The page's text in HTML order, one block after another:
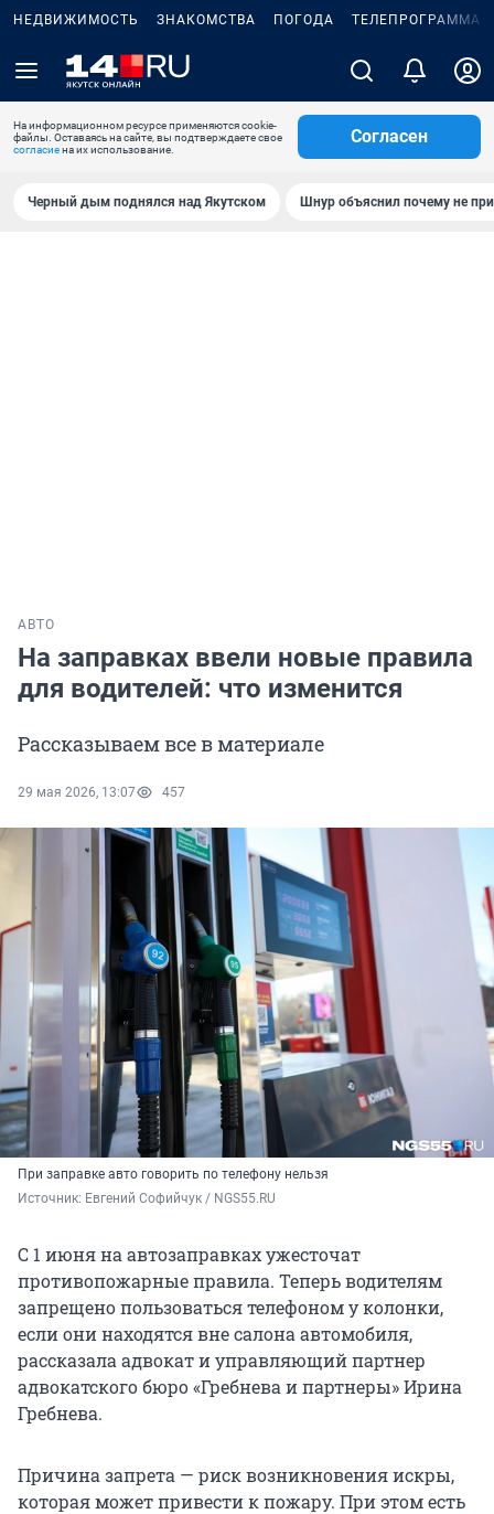
НЕДВИЖИМОСТЬ ЗНАКОМСТВА ПОГОДА ТЕЛЕПРОГРАММА
На информационном ресурсе применяются cookie-
файлы. Оставаясь на сайте, вы подтверждаете свое
согласиена их использование.
Согласен
Черный дым поднялся над Якутском Шнур объяснил почему не
АВТО
На заправках ввели новые правила
для водителей: что изменится
Рассказываем все в материале
29 мая 2026, 13:07 457
При заправке авто говорить по телефону нельзя
Источник: Евгений Софийчук / NGS55.RU
С 1 июня на автозаправках ужесточат
противопожарные правила. Теперь водителям
запрещено пользоваться телефоном у колонки,
если они находятся вне салона автомобиля,
рассказала адвокат и управляющий партнер
адвокатского бюро «Гребнева и партнеры» Ирина
Гребнева.
Причина запрета — риск возникновения искры,
которая может привести к пожару. При этом есть